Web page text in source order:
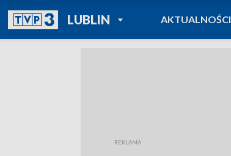
LUBLINPOWRÓT DO
TVP REGIONY
AKTUALNOŚCI